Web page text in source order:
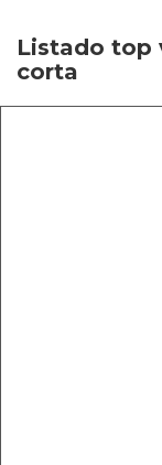
Listado top
corta